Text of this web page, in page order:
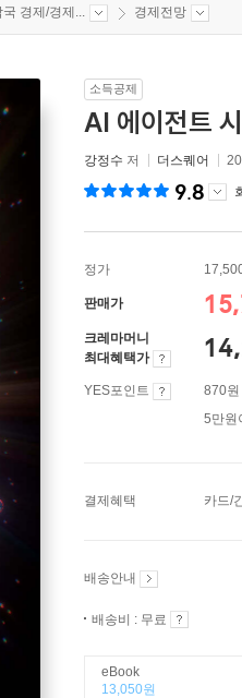
국 경제/경제... 경제전망
소득공제
AI 에이전트
강정수 저 더스퀘어
9.8
정가
판매가
크레마머니
최대혜택가
YES포인트
870원
5만원
결제혜택 카드/
배송안내
배송비 : 무료
eBook
13,050원